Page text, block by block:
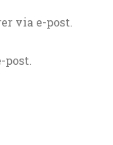
via e-post.
post.